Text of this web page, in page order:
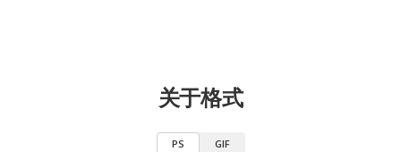
关于格式
PS GIF